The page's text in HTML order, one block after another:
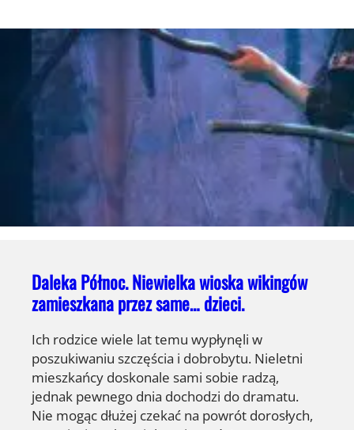
Daleka Północ. Niewielka wioska wikingów
zamieszkana przez same… dzieci.
Ich rodzice wiele lat temu wypłynęli w
poszukiwaniu szczęścia i dobrobytu. Nieletni
mieszkańcy doskonale sami sobie radzą,
jednak pewnego dnia dochodzi do dramatu.
Nie mogąc dłużej czekać na powrót dorosłych,